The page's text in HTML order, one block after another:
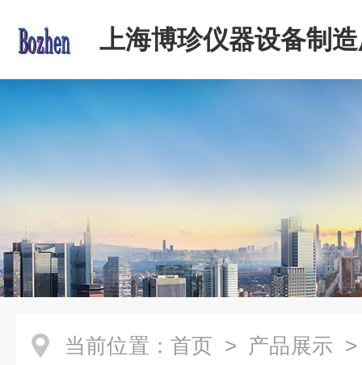
上海博珍仪器设备制
当前位置： 首页 > 产品展示